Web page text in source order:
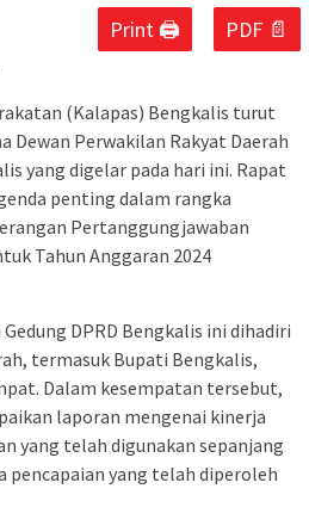
Print 🖨 PDF 📄
(Kalapas) Bengkalis turut
Dewan Perwakilan Rakyat Daerah
yang digelar pada hari ini. Rapat
penting dalam rangka
Pertanggungjawaban
Tahun Anggaran 2024
DPRD Bengkalis ini dihadiri
termasuk Bupati Bengkalis,
Dalam kesempatan tersebut,
laporan mengenai kinerja
yang telah digunakan sepanjang
pencapaian yang telah diperoleh